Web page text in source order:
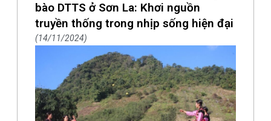
bào DTTS ở Sơn La: Khơi nguồn
truyền thống trong nhịp sống hiện đại
14/11/2024